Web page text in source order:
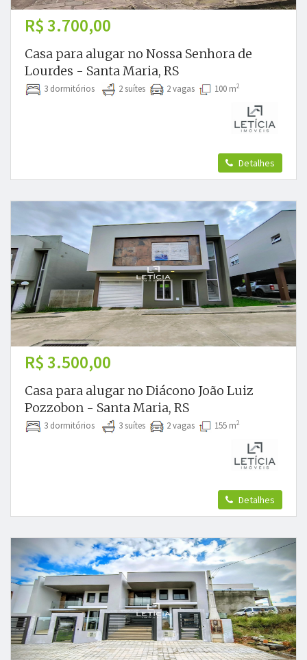
R$ 3.700,00
Casa para alugar no Nossa Senhora de
Lourdes - Santa Maria, RS
3 dormitórios 2 suítes 2 vagas 100 m2
Detalhes
R$ 3.500,00
Casa para alugar no Diácono João Luiz
Pozzobon - Santa Maria, RS
3 dormitórios 3 suítes 2 vagas 155 m2
Detalhes